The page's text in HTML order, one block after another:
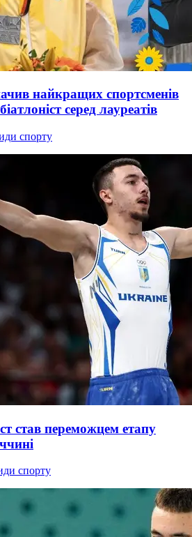
найкращих спортсменів
серед лауреатів
спорту
став переможцем етапу
спорту